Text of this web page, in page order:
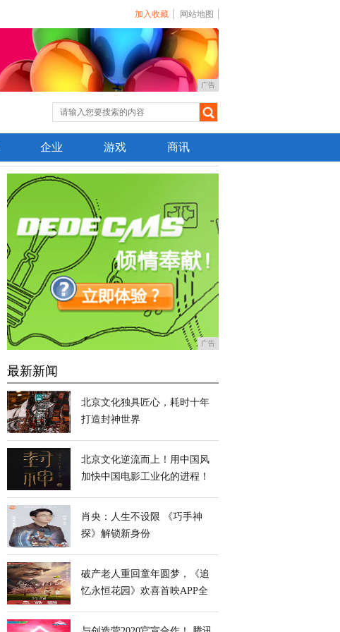
加入收藏 网站地图
广告
企业 游戏 商讯
广告
最新新闻
北京文化独具匠心，耗时十年
打造封神世界
北京文化逆流而上！用中国风
加快中国电影工业化的进程！
肖央：人生不设限 《巧手神
探》解锁新身份
破产老人重回童年圆梦，《追
忆永恒花园》欢喜首映APP全